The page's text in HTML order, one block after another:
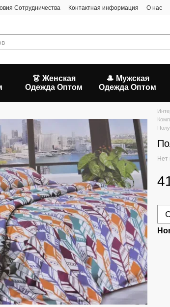
Сотрудничества Контактная информация О нас
👗 Женская
Одежда Оптом
🎩 Мужская
Одежда Оптом
Нет